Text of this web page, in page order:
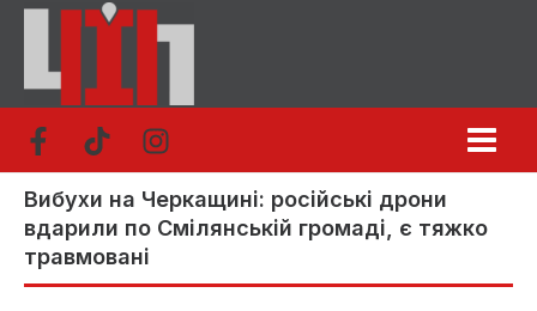
Перейти
вмісту
Вибухи на Черкащині: російські дрони
вдарили по Смілянській громаді, є тяжко
травмовані